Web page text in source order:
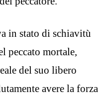
in stato di schiavitù
peccato mortale,
del suo libero
avere la forza